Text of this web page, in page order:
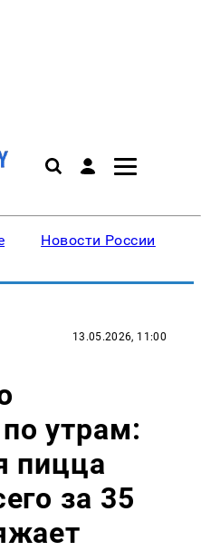
Новости России
13.05.2026, 11:00
утрам:
пицца
за 35